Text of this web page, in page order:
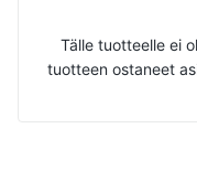
Tälle tuotteelle ei
tuotteen ostaneet